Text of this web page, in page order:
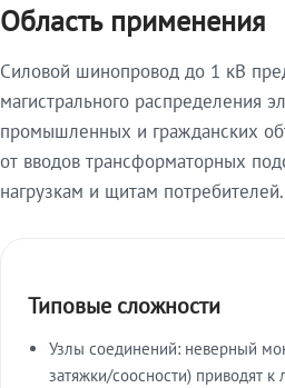
Область применения
Силовой шинопровод до 1 кВ
магистрального распределения
промышленных и гражданских
от вводов трансформаторных
нагрузкам и щитам потребителей.
Типовые сложности
Узлы соединений: неверный
затяжки/соосности) приводят к